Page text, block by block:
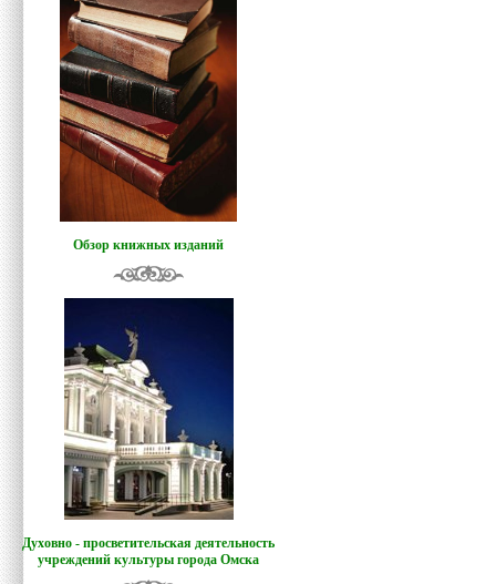
Обзор книжных изданий
Духовно - просветительская деятельность
учреждений культуры города Омска